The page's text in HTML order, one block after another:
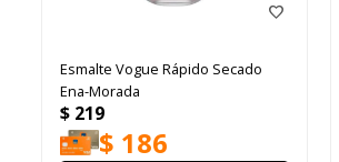
Esmalte Vogue Rápido Secado
Ena-Morada
$ 219
$ 186